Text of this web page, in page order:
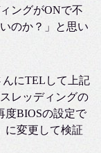
ングがONで不
のか？」と思い
にTELして上記
レッディングの
度BIOSの設定で
に変更して検証